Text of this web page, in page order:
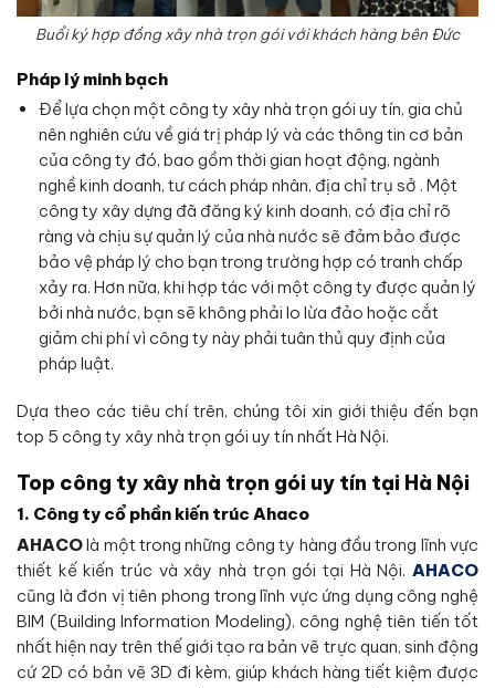
Buổi ký hợp đồng xây nhà trọn gói với khách hàng bên Đức
Pháp lý minh bạch
Để lựa chọn một công ty xây nhà trọn gói uy tín, gia chủ
nên nghiên cứu về giá trị pháp lý và các thông tin cơ bản
của công ty đó, bao gồm thời gian hoạt động, ngành
nghề kinh doanh, tư cách pháp nhân, địa chỉ trụ sở . Một
công ty xây dựng đã đăng ký kinh doanh, có địa chỉ rõ
ràng và chịu sự quản lý của nhà nước sẽ đảm bảo được
bảo vệ pháp lý cho bạn trong trường hợp có tranh chấp
xảy ra. Hơn nữa, khi hợp tác với một công ty được quản lý
bởi nhà nước, bạn sẽ không phải lo lừa đảo hoặc cắt
giảm chi phí vì công ty này phải tuân thủ quy định của
pháp luật.
Dựa theo các tiêu chí trên, chúng tôi xin giới thiệu đến bạn
top 5 công ty xây nhà trọn gói uy tín nhất Hà Nội.
Top công ty xây nhà trọn gói uy tín tại Hà Nội
1. Công ty cổ phần kiến trúc Ahaco
AHACOlà một trong những công ty hàng đầu trong lĩnh vực
thiết kế kiến trúc và xây nhà trọn gói tại Hà Nội. AHACO
cũng là đơn vị tiên phong trong lĩnh vực ứng dụng công nghệ
BIM (Building Information Modeling), công nghệ tiên tiến tốt
nhất hiện nay trên thế giới tạo ra bản vẽ trực quan, sinh động
cứ 2D có bản vẽ 3D đi kèm, giúp khách hàng tiết kiệm được